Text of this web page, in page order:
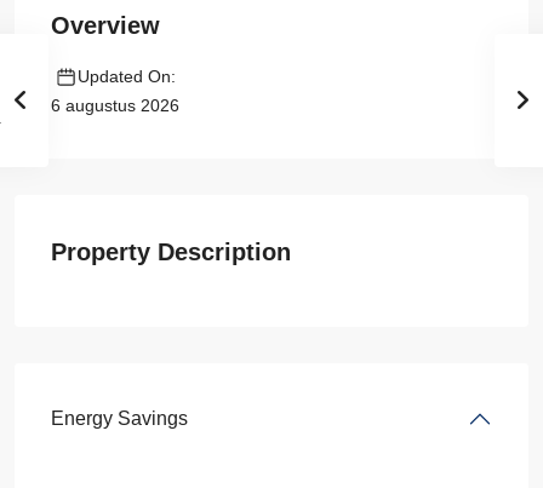
Overview
Updated On:
6 augustus 2026
Property Description
Energy Savings